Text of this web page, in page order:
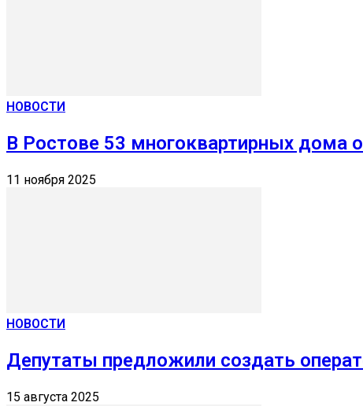
НОВОСТИ
В Ростове 53 многоквартирных дома
11 ноября 2025
НОВОСТИ
Депутаты предложили создать
15 августа 2025